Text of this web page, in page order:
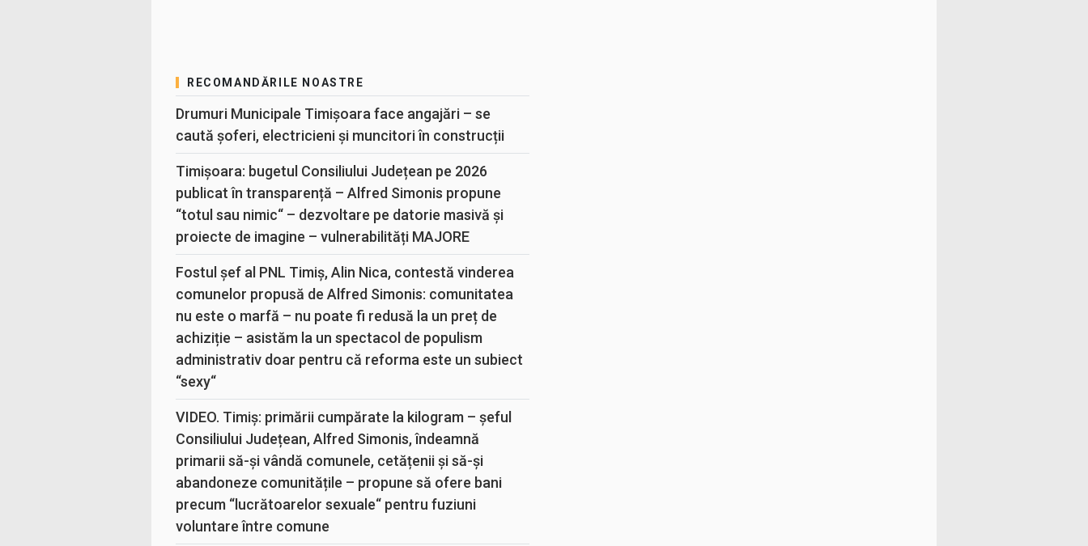
RECOMANDĂRILE NOASTRE
Drumuri Municipale Timișoara face angajări – se
caută șoferi, electricieni și muncitori în construcții
Timișoara: bugetul Consiliului Județean pe 2026
publicat în transparență – Alfred Simonis propune
“totul sau nimic“ – dezvoltare pe datorie masivă și
proiecte de imagine – vulnerabilități MAJORE
Fostul șef al PNL Timiș, Alin Nica, contestă vinderea
comunelor propusă de Alfred Simonis: comunitatea
nu este o marfă – nu poate fi redusă la un preț de
achiziție – asistăm la un spectacol de populism
administrativ doar pentru că reforma este un subiect
“sexy“
VIDEO. Timiș: primării cumpărate la kilogram – șeful
Consiliului Județean, Alfred Simonis, îndeamnă
primarii să-și vândă comunele, cetățenii și să-și
abandoneze comunitățile – propune să ofere bani
precum “lucrătoarelor sexuale“ pentru fuziuni
voluntare între comune